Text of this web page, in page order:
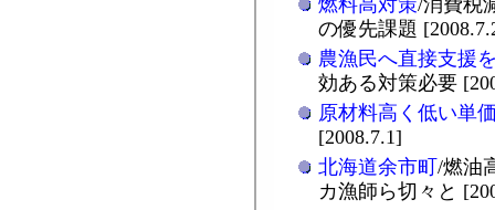
燃料高対策/消費税
の優先課題
農漁民へ直接支援
効ある対策必要
原材料高く低い単
[2008.7.1]
北海道余市町/燃油
カ漁師ら切々と